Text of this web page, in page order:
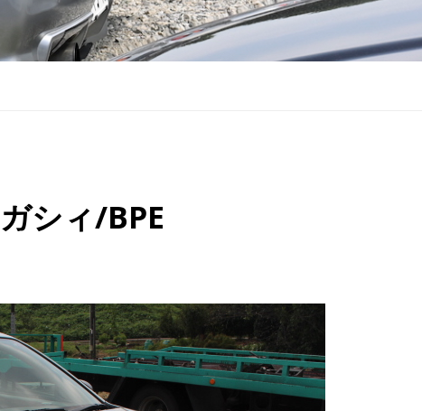
シィ/BPE